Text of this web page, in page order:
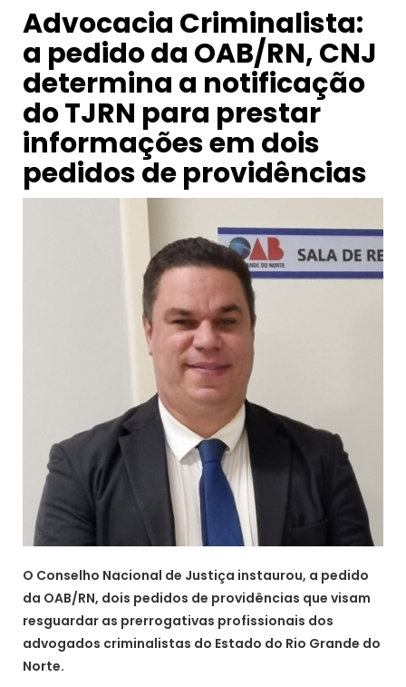
Advocacia Criminalista:
a pedido da OAB/RN, CNJ
determina a notificação
do TJRN para prestar
informações em dois
pedidos de providências
O Conselho Nacional de Justiça instaurou, a pedido
da OAB/RN, dois pedidos de providências que visam
resguardar as prerrogativas profissionais dos
advogados criminalistas do Estado do Rio Grande do
Norte.